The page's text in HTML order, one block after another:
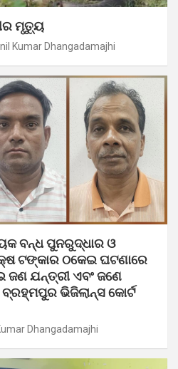
ମୃତ୍ୟୁ
Kumar Dhangadamajhi
ବନ୍ଧ ପୁନରୁଦ୍ଧାର ଓ
ଟଙ୍କାର ଠକେଇ ଘଟଣାରେ
ଯନ୍ତ୍ରୀ ଏବଂ ଜଣେ
ଭିଜିଲାନ୍ସ କୋର୍ଟ
Dhangadamajhi